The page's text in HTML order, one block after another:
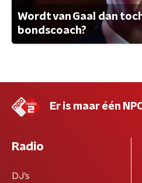
Wordt van Gaal dan
bondscoach?
Er is maar één
Radio
DJ’s